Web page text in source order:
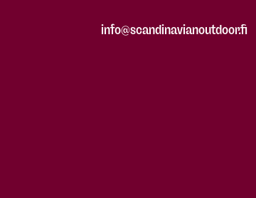
info@scandinavianoutdoor.fi